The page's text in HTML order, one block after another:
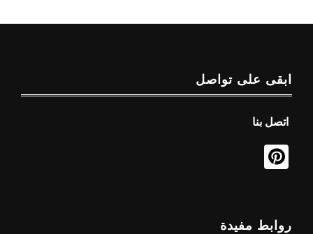
ابقى على تواصل
اتصل بنا
روابط مفيدة